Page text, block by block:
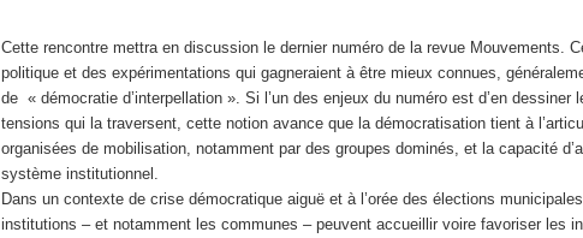
Cette rencontre mettra en discussion le dernier numéro de la revue Mouvements.
politique et des expérimentations qui gagneraient à être mieux connues,
de « démocratie d’interpellation ». Si l’un des enjeux du numéro est d’en dessiner
tensions qui la traversent, cette notion avance que la démocratisation tient à
organisées de mobilisation, notamment par des groupes dominés, et la capacité
système institutionnel.
Dans un contexte de crise démocratique aiguë et à l’orée des élections
institutions – et notamment les communes – peuvent accueillir voire favoriser les